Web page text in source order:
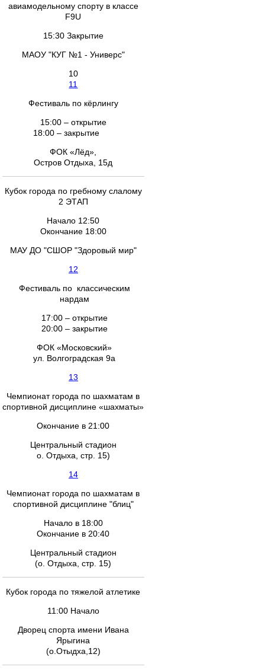
авиамодельному спорту в классе
F9U
15:30 Закрытие
МАОУ "КУГ №1 - Универс"
10
11
Фестиваль по кёрлингу
15:00 – открытие
18:00 – закрытие
ФОК «Лёд»,
Остров Отдыха, 15д
Кубок города по гребному слалому
2 ЭТАП
Начало 12:50
Окончание 18:00
МАУ ДО "СШОР "Здоровый мир"
12
Фестиваль по классическим
нардам
17:00 – открытие
20:00 – закрытие
ФОК «Московский»
ул. Волгоградская 9а
13
Чемпионат города по шахматам в
спортивной дисциплине «шахматы»
Окончание в 21:00
Центральный стадион
о. Отдыха, стр. 15)
14
Чемпионат города по шахматам в
спортивной дисциплине "блиц"
Начало в 18:00
Окончание в 20:40
Центральный стадион
(о. Отдыха, стр. 15)
Кубок города по тяжелой атлетике
11:00 Начало
Дворец спорта имени Ивана
Ярыгина
(о.Отыдха,12)